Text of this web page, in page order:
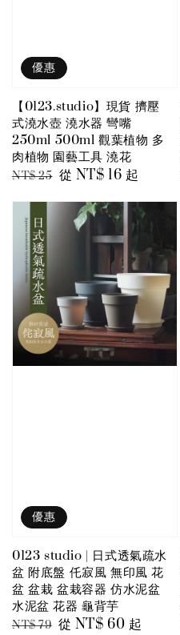
優惠
【0123.studio】現貨 擠壓
式澆水壺 澆水器 彎嘴
250ml 500ml 觀葉植物 多
肉植物 園藝工具 澆花
Regular
NT$ 25 Sale
從 NT$ 16 起
優惠
0123 studio | 日式透氣疏水
盆 附底盤 仛寂風 無印風 花
盆 盆栽 盆栽容器 仿水泥盆
水泥盆 花器 龜背芋
Regular
NT$ 79 Sale
從 NT$ 60 起